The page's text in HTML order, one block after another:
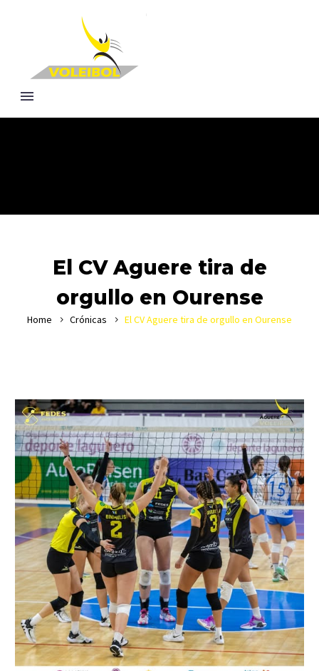
El CV Aguere tira de
orgullo en Ourense
Home Crónicas El CV Aguere tira de orgullo en Ourense